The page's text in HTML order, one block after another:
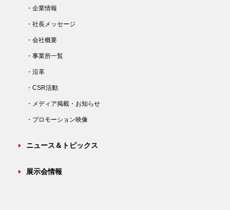
・企業情報
・社長メッセージ
・会社概要
・事業所一覧
・沿革
・CSR活動
・メディア掲載・お知らせ
・プロモーション映像
ニュース＆トピックス
展示会情報